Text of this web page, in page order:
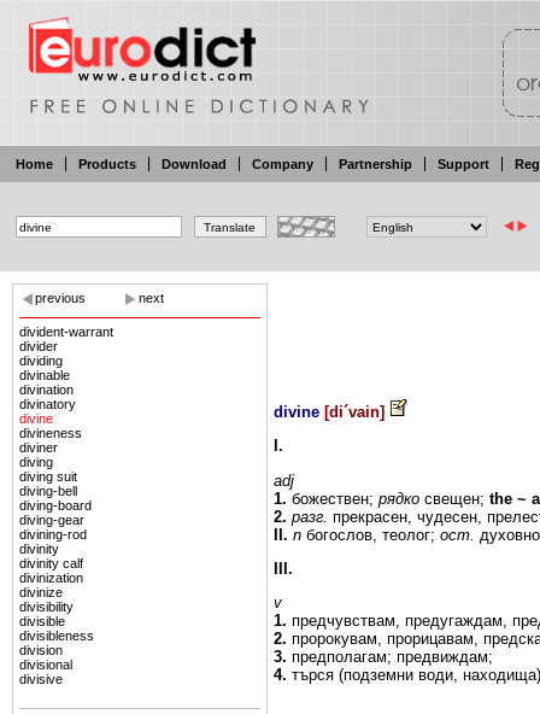
Home Products Download Company Partnership Support
previous next
divident-warrant
divider
dividing
divinable
divination
divinatory
divine
divineness
diviner
diving
diving suit
diving-bell
diving-board
diving-gear
divining-rod
divinity
divinity calf
divinization
divinize
divisibility
divisible
divisibleness
division
divisional
divisive
divine [di´vain]
I.
adj
1. божествен; рядко свещен; the ~
2. разг. прекрасен, чудесен,
II. n богослов, теолог; ост.
III.
v
1. предчувствам, предугаждам,
2. пророкувам, прорицавам,
3. предполагам; предвиждам;
4. търся (подземни води,